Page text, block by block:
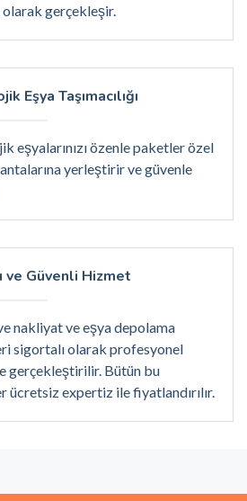
olarak gerçekleşir.
Eşya Taşımacılığı
eşyalarınızı özenle paketler özel
yerleştirir ve güvenle
ve Güvenli Hizmet
nakliyat ve eşya depolama
sigortalı olarak profesyonel
gerçekleştirilir. Bütün bu
ücretsiz expertiz ile fiyatlandırılır.